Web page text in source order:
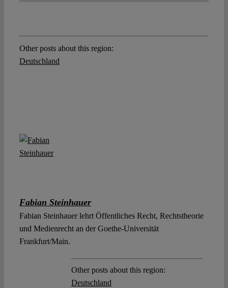
Other posts about this region:
Deutschland
Fabian Steinhauer
Fabian Steinhauer lehrt Öffentliches Recht, Rechtstheorie
und Medienrecht an der Goethe-Universität
Frankfurt/Main.
Other posts about this region:
Deutschland